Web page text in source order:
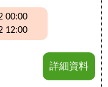
00:00
12:00
詳細資料